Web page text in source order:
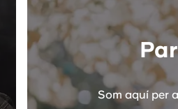
Som aquí per